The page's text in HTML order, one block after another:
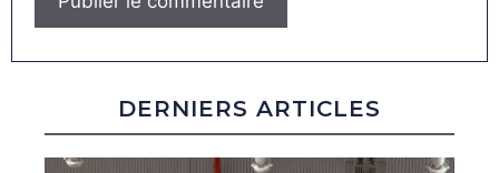
DERNIERS ARTICLES